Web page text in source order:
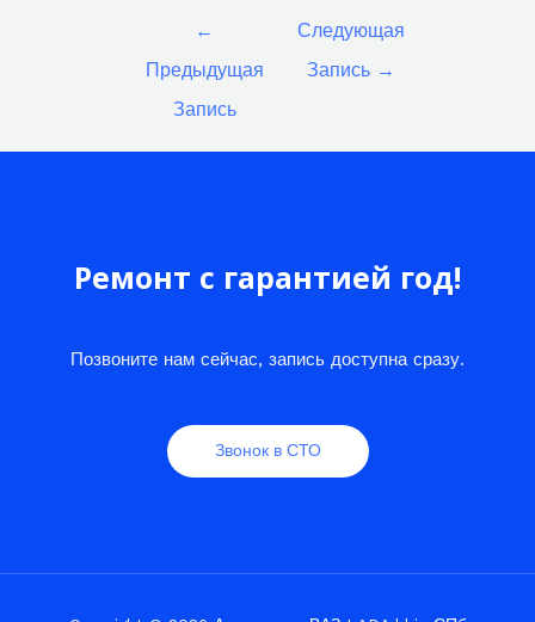
←
Предыдущая
Запись
Следующая
Запись →
Ремонт с гарантией год!
Позвоните нам сейчас, запись доступна сразу.
Звонок в СТО